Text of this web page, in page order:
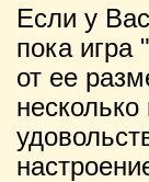
Если у
пока игра
от ее